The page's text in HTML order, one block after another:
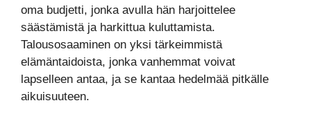
oma budjetti, jonka avulla hän harjoittelee
säästämistä ja harkittua kuluttamista.
Talousosaaminen on yksi tärkeimmistä
elämäntaidoista, jonka vanhemmat voivat
lapselleen antaa, ja se kantaa hedelmää pitkälle
aikuisuuteen.